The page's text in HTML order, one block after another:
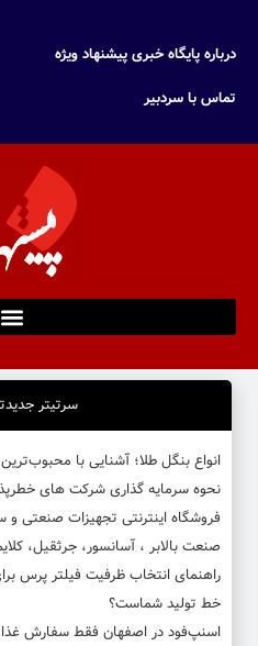
درباره پایگاه خبری پیشنهاد ویژه
تماس با سردبیر
سرتیتر
انواع بنگل طلا؛ آشنایی با
نحوه سرمایه‌ گذاری شرکت‌ های
فروشگاه اینترنتی تجهیزات صنعتی و
صنعت بالابر ، آسانسور، جرثقیل،
راهنمای انتخاب ظرفیت فیلتر پرس
خط تولید شماست؟
اسنپ‌فود در اصفهان فقط سفارش